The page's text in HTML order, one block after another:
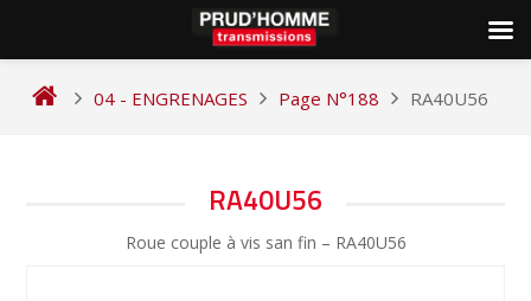
04 - ENGRENAGES Page N°188 RA40U56
RA40U56
Roue couple à vis san fin – RA40U56